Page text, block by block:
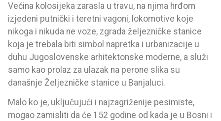
Većina kolosijeka zarasla u travu, na njima hrđom
izjedeni putnički i teretni vagoni, lokomotive koje
nikoga i nikuda ne voze, zgrada željezničke stanice
koja je trebala biti simbol napretka i urbanizacije u
duhu Jugoslovenske arhitektonske moderne, a služi
samo kao prolaz za ulazak na perone slika su
današnje Željezničke stanice u Banjaluci.
Malo ko je, uključujući i najzagriženije pesimiste,
mogao zamisliti da će 152 godine od kada je u Bosni i